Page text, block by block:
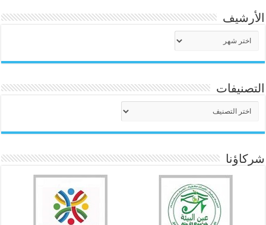
الأرشيف
التصنيفات
شركاؤنا